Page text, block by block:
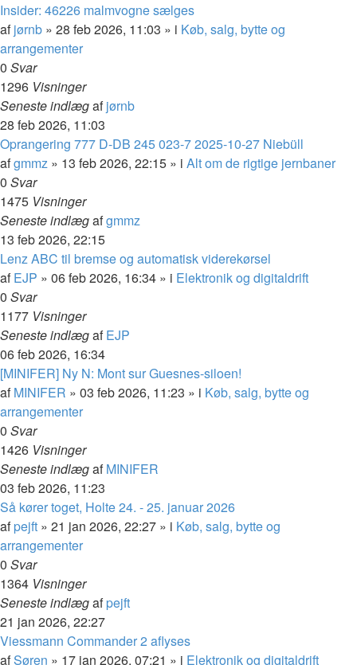
Insider: 46226 malmvogne sælges
afjørnb » 28 feb 2026, 11:03 » i Køb, salg, bytte og
arrangementer
0 Svar
1296 Visninger
Seneste indlægafjørnb
28 feb 2026, 11:03
Oprangering 777 D-DB 245 023-7 2025-10-27 Niebüll
afgmmz » 13 feb 2026, 22:15 » i Alt om de rigtige jernbaner
0 Svar
1475 Visninger
Seneste indlægafgmmz
13 feb 2026, 22:15
Lenz ABC til bremse og automatisk viderekørsel
afEJP » 06 feb 2026, 16:34 » i Elektronik og digitaldrift
0 Svar
1177 Visninger
Seneste indlægafEJP
06 feb 2026, 16:34
[MINIFER] Ny N: Mont sur Guesnes-siloen!
afMINIFER » 03 feb 2026, 11:23 » i Køb, salg, bytte og
arrangementer
0 Svar
1426 Visninger
Seneste indlægafMINIFER
03 feb 2026, 11:23
Så kører toget, Holte 24. - 25. januar 2026
afpejft » 21 jan 2026, 22:27 » i Køb, salg, bytte og
arrangementer
0 Svar
1364 Visninger
Seneste indlægafpejft
21 jan 2026, 22:27
Viessmann Commander 2 aflyses
afSøren » 17 jan 2026, 07:21 » i Elektronik og digitaldrift